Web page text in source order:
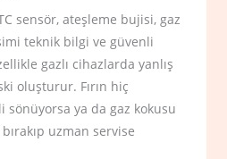
sensör, ateşleme bujisi, gaz
teknik bilgi ve güvenli
gazlı cihazlarda yanlış
oluşturur. Fırın hiç
sönüyorsa ya da gaz kokusu
uzman servise